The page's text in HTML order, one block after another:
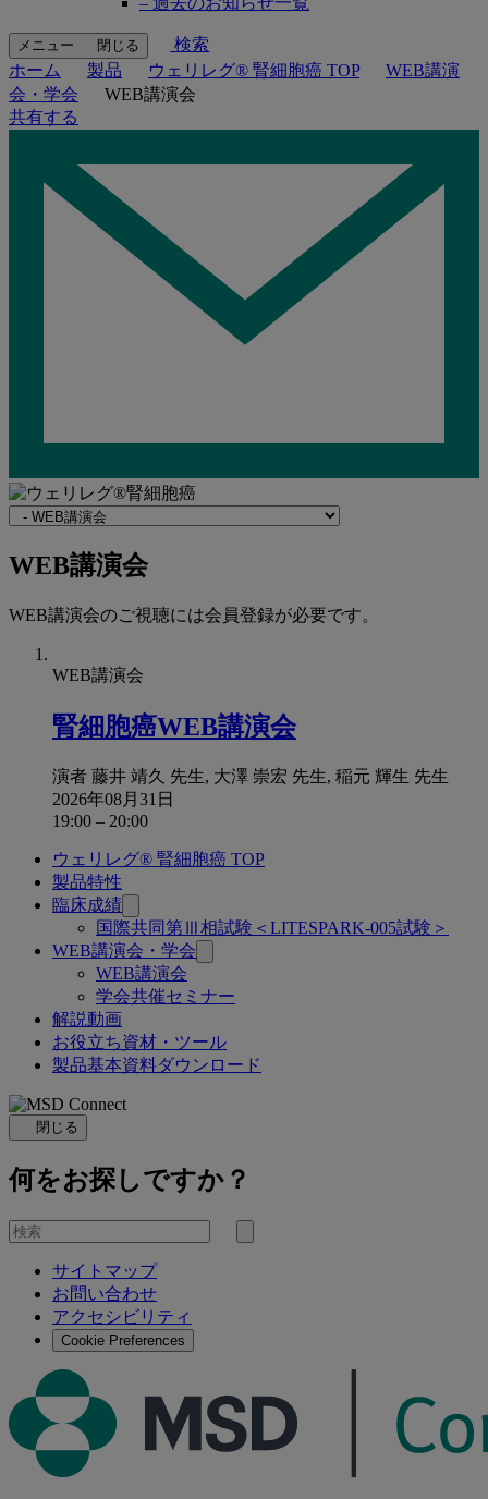
メニュー 閉じる
検索
ホーム
製品 ウェリレグ® 腎細胞癌 TOP
WEB講演
会・学会
WEB講演会
共有する
Navigate
関
連
ー
WEB講演会
WEB講演会のご視聴には会員登録が必要です。
WEB講演会
腎細胞癌WEB講演会
演者 藤井 靖久 先生, 大澤 崇宏 先生, 稲元 輝生 先生
2026年08月31日
19:00 – 20:00
ウェリレグ® 腎細胞癌 TOP
製品特性
臨床成績
国際共同第Ⅲ相試験＜LITESPARK-005試験＞
WEB講演会・学会
WEB講演会
学会共催セミナー
解説動画
お役立ち資材・ツール
製品基本資料ダウンロード
閉じる
何をお探しですか？
を
検
サイトマップ
お問い合わせ
アクセシビリティ
Cookie Preferences